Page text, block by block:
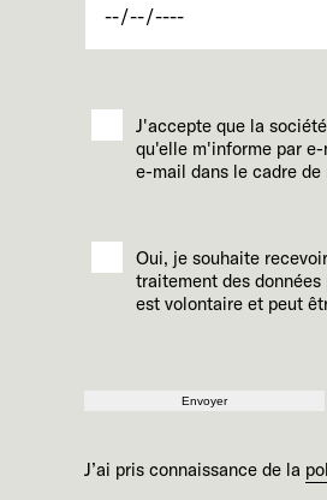
J'accepte que la
qu'elle m'informe par
e-mail dans le cadre
Oui, je souhaite
traitement des
est volontaire et peut
Envoyer
J’ai pris connaissance de la